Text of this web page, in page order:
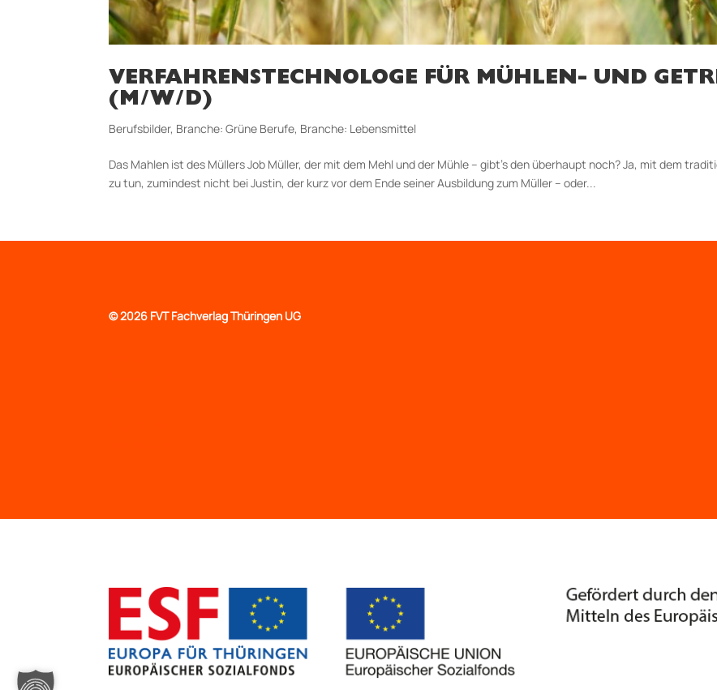
VERFAHRENSTECHNOLOGE FÜR MÜHLEN- UND
(M/W/D)
Berufsbilder, Branche: Grüne Berufe, Branche: Lebensmittel
Das Mahlen ist des Müllers Job Müller, der mit dem Mehl und der Mühle – gibt’s den überhaupt noch? Ja, mit dem
zu tun, zumindest nicht bei Justin, der kurz vor dem Ende seiner Ausbildung zum Müller – oder...
©2026 FVT Fachverlag Thüringen UG